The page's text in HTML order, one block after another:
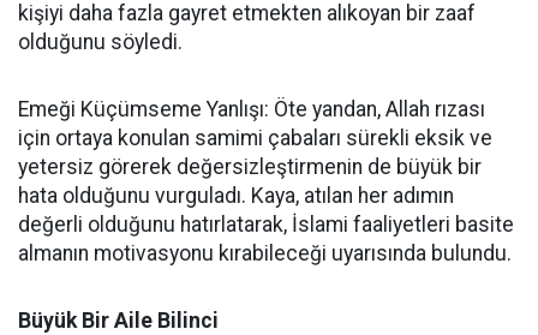
kişiyi daha fazla gayret etmekten alıkoyan bir zaaf
olduğunu söyledi.
Emeği Küçümseme Yanlışı: Öte yandan, Allah rızası
için ortaya konulan samimi çabaları sürekli eksik ve
yetersiz görerek değersizleştirmenin de büyük bir
hata olduğunu vurguladı. Kaya, atılan her adımın
değerli olduğunu hatırlatarak, İslami faaliyetleri basite
almanın motivasyonu kırabileceği uyarısında bulundu.
Büyük Bir Aile Bilinci